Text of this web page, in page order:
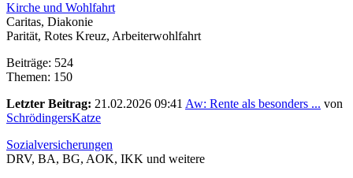
Kirche und Wohlfahrt
Caritas, Diakonie
Parität, Rotes Kreuz, Arbeiterwohlfahrt
Beiträge: 524
Themen: 150
Letzter Beitrag: 21.02.2026 09:41 Aw: Rente als besonders ... von
SchrödingersKatze
Sozialversicherungen
DRV, BA, BG, AOK, IKK und weitere